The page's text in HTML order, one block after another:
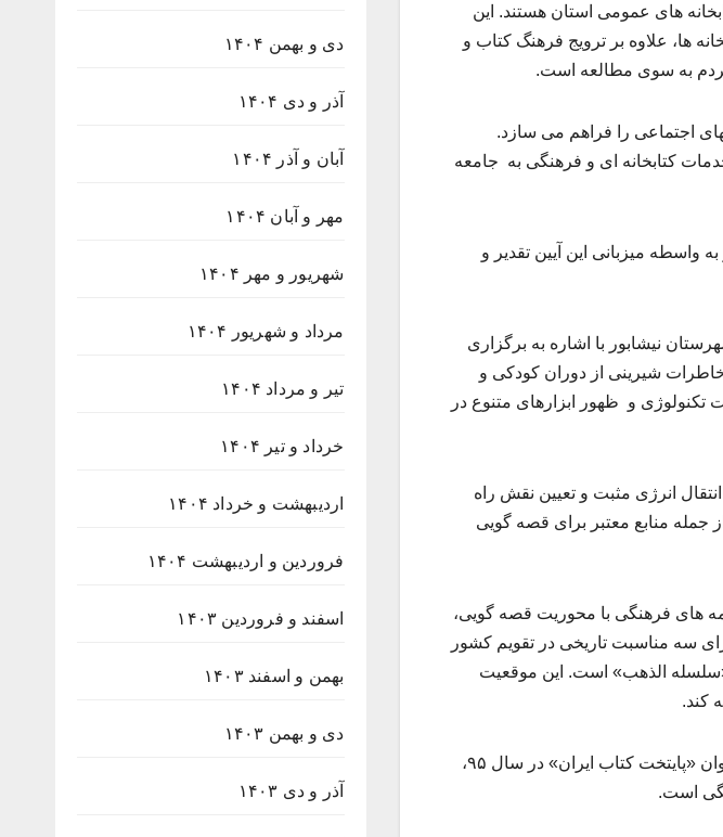
های عمومی استان هستند. این
ها، علاوه بر ترویج فرهنگ کتاب و
مردم به سوی مطالعه است.
اجتماعی را فراهم می سازد.
کتابخانه ای و فرهنگی به جامعه
واسطه میزبانی این آیین تقدیر و
نیشابور با اشاره به برگزاری
خاطرات شیرینی از دوران کودکی و
و ظهور ابزارهای متنوع در
انرژی مثبت و تعیین نقش راه
جمله منابع معتبر برای قصه گویی
های فرهنگی با محوریت قصه گویی،
سه مناسبت تاریخی در تقویم کشور
«سلسله الذهب» است. این موقعیت
کند.
رئیس انجمن کتابخانه های عمومی شهرستان نیشابور با اشاره به انتخاب این شهرستان به عنوان «پایتخت کتاب ایران» در سال ۹۵،
است.
دی و بهمن ۱۴۰۴
آذر و دی ۱۴۰۴
آبان و آذر ۱۴۰۴
مهر و آبان ۱۴۰۴
شهریور و مهر ۱۴۰۴
مرداد و شهریور ۱۴۰۴
تیر و مرداد ۱۴۰۴
خرداد و تیر ۱۴۰۴
اردیبهشت و خرداد ۱۴۰۴
فروردین و اردیبهشت ۱۴۰۴
اسفند و فروردین ۱۴۰۳
بهمن و اسفند ۱۴۰۳
دی و بهمن ۱۴۰۳
آذر و دی ۱۴۰۳